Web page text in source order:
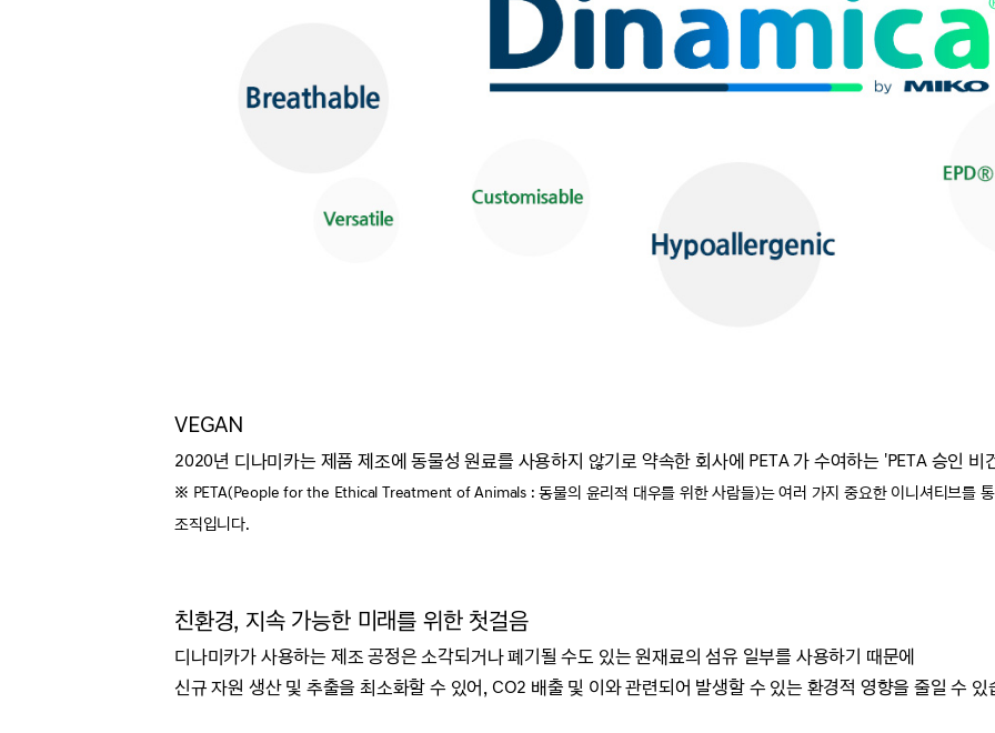
VEGAN
2020년 디나미카는 제품 제조에 동물성 원료를 사용하지 않기로 약속한 회사에 PETA 가 수여하는 'PETA 승인 비
※ PETA(People for the Ethical Treatment of Animals : 동물의 윤리적 대우를 위한 사람들)는 여러 가지 중요한 이니셔티브를
조직입니다.
친환경, 지속 가능한 미래를 위한 첫걸음
디나미카가 사용하는 제조 공정은 소각되거나 폐기될 수도 있는 원재료의 섬유 일부를 사용하기 때문에
신규 자원 생산 및 추출을 최소화할 수 있어, CO2 배출 및 이와 관련되어 발생할 수 있는 환경적 영향을 줄일 수 있